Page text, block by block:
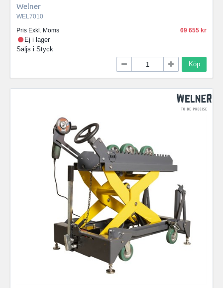
Welner
WEL7010
Pris Exkl. Moms
69 655
Ej i lager
Säljs i Styck
Köp